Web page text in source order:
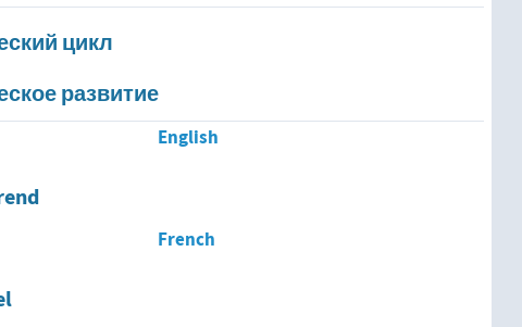
цикл
развитие
English
French